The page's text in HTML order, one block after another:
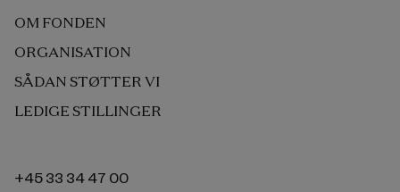
OM FONDEN
ORGANISATION
SÅDAN STØTTER VI
LEDIGE STILLINGER
+45 33 34 47 00